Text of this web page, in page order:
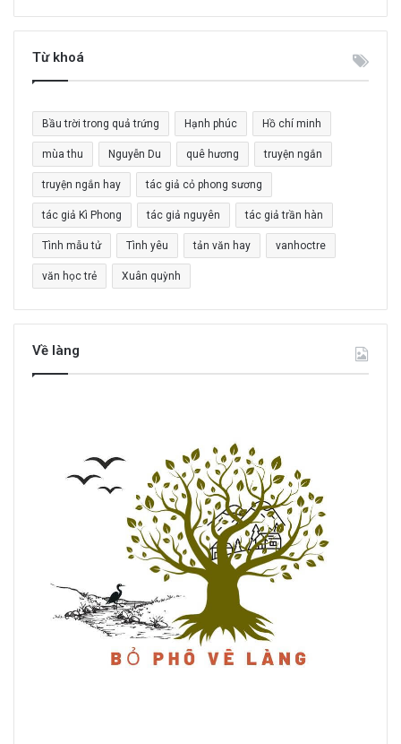
m
k
c
h
o
:
Từ khoá
Bầu trời trong quả trứng Hạnh phúc Hồ chí minh
mùa thu Nguyễn Du quê hương truyện ngắn
truyện ngắn hay tác giả cỏ phong sương
tác giả Kì Phong tác giả nguyên tác giả trần hàn
Tình mẫu tử Tình yêu tản văn hay vanhoctre
văn học trẻ Xuân quỳnh
Về làng